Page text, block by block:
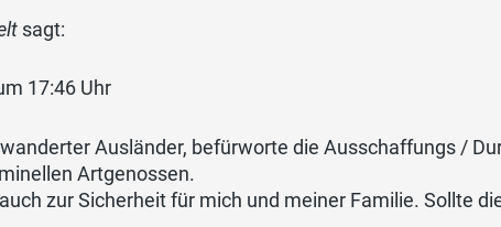
sagt:
17:46 Uhr
Ausländer, befürworte die Ausschaffungs /
Artgenossen.
zur Sicherheit für mich und meiner Familie. Sollte